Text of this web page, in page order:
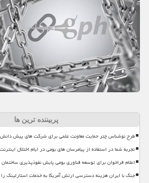
پربیننده ترین ها
طرح نوشناس چتر حمایت معاونت علمی برای شرکت های پیش دانش
تجربه شما در استفاده از پیامرسان های بومی در ایام اختلال
اعلام فراخوان برای توسعه فناوری بومی پایش نفوذپذیری ساختمان
جنگ با ایران هزینه دسترسی ارتش آمریکا به خدمات استارلینک